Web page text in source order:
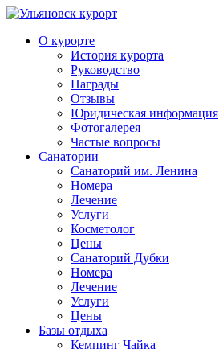
О курорте
История курорта
Руководство
Награды
Отзывы
Юридическая информация
Фотогалерея
Частые вопросы
Санатории
Санаторий им. Ленина
Номера
Лечение
Услуги
Косметолог
Цены
Санаторий Дубки
Номера
Лечение
Услуги
Цены
Базы отдыха
Кемпинг Чайка